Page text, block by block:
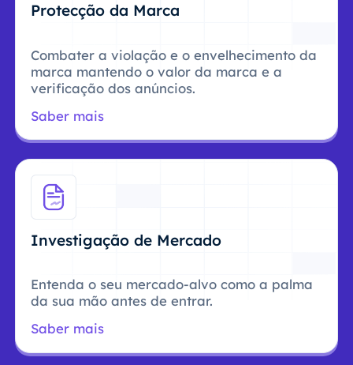
Protecção da Marca
Combater a violação e o envelhecimento da
marca mantendo o valor da marca e a
verificação dos anúncios.
Saber mais
Investigação de Mercado
Entenda o seu mercado-alvo como a palma
da sua mão antes de entrar.
Saber mais